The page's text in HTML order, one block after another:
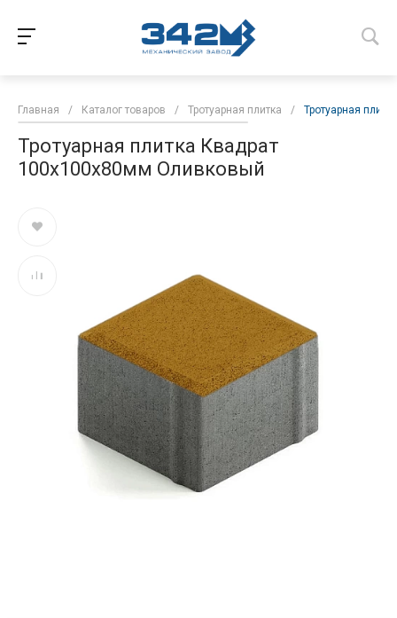
Главная / Каталог товаров / Тротуарная плитка / Тротуарная
Тротуарная плитка Квадрат
100х100х80мм Оливковый